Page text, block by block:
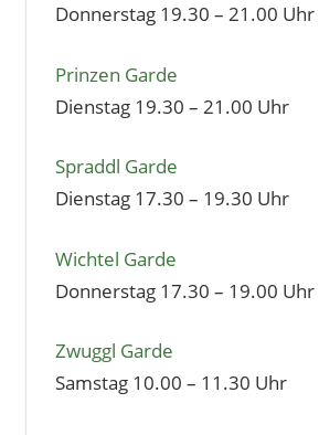
Donnerstag 19.30 – 21.00 Uhr
Prinzen Garde
Dienstag 19.30 – 21.00 Uhr
Spraddl Garde
Dienstag 17.30 – 19.30 Uhr
Wichtel Garde
Donnerstag 17.30 – 19.00 Uhr
Zwuggl Garde
Samstag 10.00 – 11.30 Uhr